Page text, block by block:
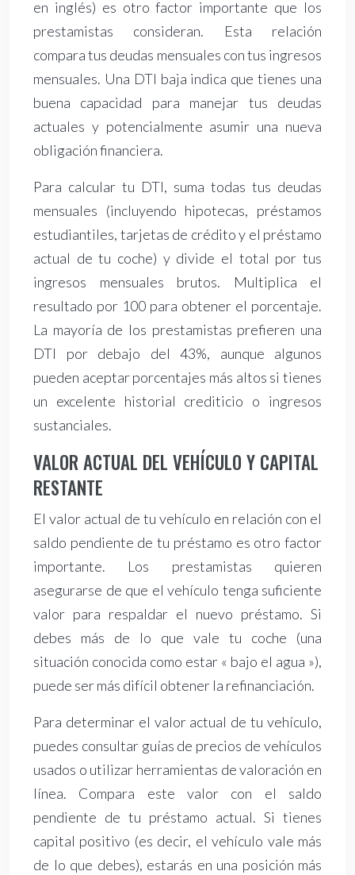
en inglés) es otro factor importante que los
prestamistas consideran. Esta relación
compara tus deudas mensuales con tus ingresos
mensuales. Una DTI baja indica que tienes una
buena capacidad para manejar tus deudas
actuales y potencialmente asumir una nueva
obligación financiera.
Para calcular tu DTI, suma todas tus deudas
mensuales (incluyendo hipotecas, préstamos
estudiantiles, tarjetas de crédito y el préstamo
actual de tu coche) y divide el total por tus
ingresos mensuales brutos. Multiplica el
resultado por 100 para obtener el porcentaje.
La mayoría de los prestamistas prefieren una
DTI por debajo del 43%, aunque algunos
pueden aceptar porcentajes más altos si tienes
un excelente historial crediticio o ingresos
sustanciales.
VALOR ACTUAL DEL VEHÍCULO Y CAPITAL
RESTANTE
El valor actual de tu vehículo en relación con el
saldo pendiente de tu préstamo es otro factor
importante. Los prestamistas quieren
asegurarse de que el vehículo tenga suficiente
valor para respaldar el nuevo préstamo. Si
debes más de lo que vale tu coche (una
situación conocida como estar « bajo el agua »),
puede ser más difícil obtener la refinanciación.
Para determinar el valor actual de tu vehículo,
puedes consultar guías de precios de vehículos
usados o utilizar herramientas de valoración en
línea. Compara este valor con el saldo
pendiente de tu préstamo actual. Si tienes
capital positivo (es decir, el vehículo vale más
de lo que debes), estarás en una posición más